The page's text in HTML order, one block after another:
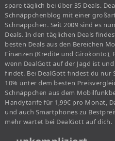
spare täglich bei über 35 Deals.
Schnäppchenblog mit einer
Schnäppchen. Seit 2009 sind es
Deals. In den täglichen Deals
besten Deals aus den Bereichen
Finanzen (Kredite und Girokonto),
wenn DealGott auf der Jagd ist
findet. Bei DealGott findest du nur
10% unter dem besten
Schnäppchen aus dem
Handytarife für 1,99€ pro Monat,
und auch Smartphones zu
mehr wartet bei DealGott auf dich.